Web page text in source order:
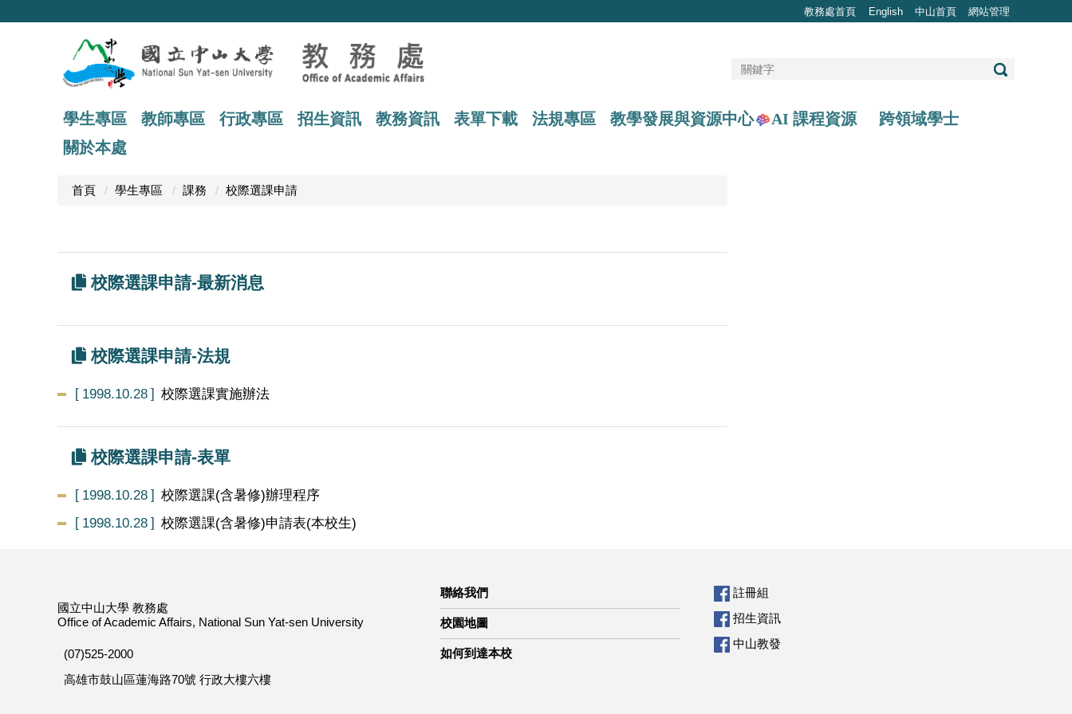
教務處首頁 English 中山首頁 網站管理
學生專區 教師專區 行政專區 招生資訊 教務資訊 表單下載 法規專區 教學發展與資源中心 AI 課程資源
跨領域學士
關於本處
首頁 學生專區 課務 校際選課申請
校際選課申請-最新消息
校際選課申請-法規
1998.10.28 校際選課實施辦法
校際選課申請-表單
1998.10.28 校際選課(含暑修)辦理程序
1998.10.28 校際選課(含暑修)申請表(本校生)
國立中山大學 教務處
Office of Academic Affairs, National Sun Yat-sen University
(07)525-2000
高雄市鼓山區蓮海路70號 行政大樓六樓
聯絡我們
校園地圖
如何到達本校
註冊組
招生資訊
中山教發